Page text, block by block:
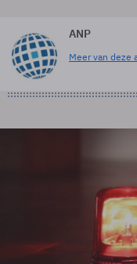
ANP
Meer van deze